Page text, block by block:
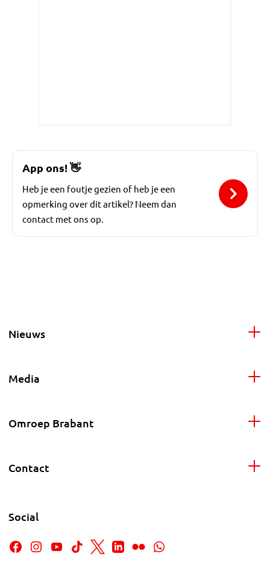
App ons!👋
Heb je een foutje gezien of heb je een
opmerking over dit artikel? Neem dan
contact met ons op.
Nieuws
Media
Omroep Brabant
Contact
Social